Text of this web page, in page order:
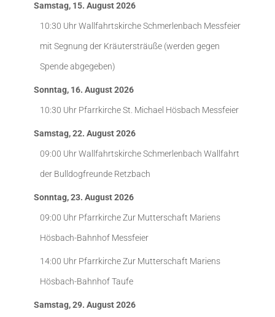
Samstag, 15. August 2026
10:30 UhrWallfahrtskirche Schmerlenbach Messfeier
mit Segnung der Kräutersträuße (werden gegen
Spende abgegeben)
Sonntag, 16. August 2026
10:30 Uhr Pfarrkirche St. Michael Hösbach Messfeier
Samstag, 22. August 2026
09:00 UhrWallfahrtskirche Schmerlenbach Wallfahrt
der Bulldogfreunde Retzbach
Sonntag, 23. August 2026
09:00 Uhr Pfarrkirche Zur Mutterschaft Mariens
Hösbach-Bahnhof Messfeier
14:00 Uhr Pfarrkirche Zur Mutterschaft Mariens
Hösbach-BahnhofTaufe
Samstag, 29. August 2026